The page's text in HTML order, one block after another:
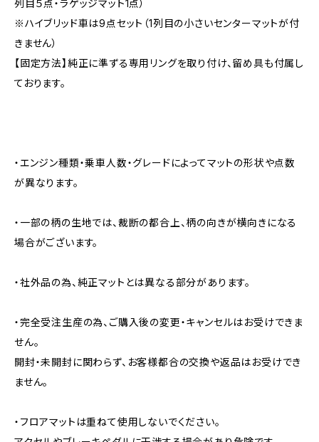
列目５点・ラゲッジマット1点）
※ハイブリッド車は9点セット（1列目の小さいセンターマットが付
きません）
【固定方法】純正に準ずる専用リングを取り付け、留め具も付属し
ております。
・エンジン種類・乗車人数・グレードによってマットの形状や点数
が異なります。
・一部の柄の生地では、裁断の都合上、柄の向きが横向きになる
場合がございます。
・社外品の為、純正マットとは異なる部分があります。
・完全受注生産の為、ご購入後の変更・キャンセルはお受けできま
せん。
開封・未開封に関わらず、お客様都合の交換や返品はお受けでき
ません。
・フロアマットは重ねて使用しないでください。